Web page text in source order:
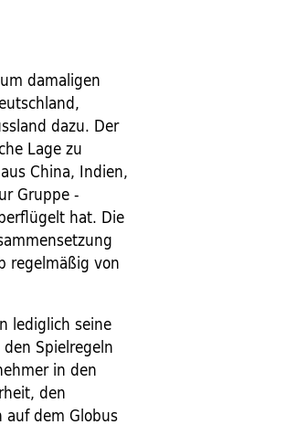
damaligen
dazu. Der
Lage zu
China, Indien,
Gruppe -
hat. Die
regelmäßig von
lediglich seine
Spielregeln
in den
den
dem Globus